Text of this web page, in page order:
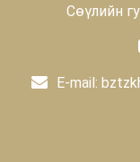
Сөүлийн
E-mail: